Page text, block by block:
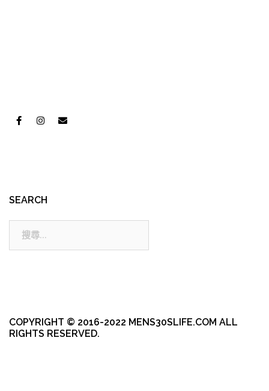
SEARCH
COPYRIGHT © 2016-2022 MENS30SLIFE.COM ALL
RIGHTS RESERVED.